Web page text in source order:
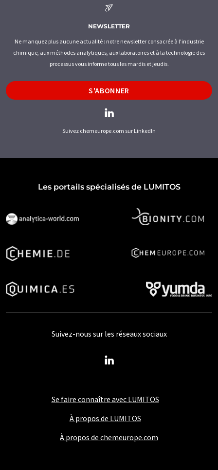
NEWSLETTER
Ne manquez plus aucune actualité : notre newsletter consacrée à l'industrie
chimique, aux méthodes analytiques, aux laboratoires et à la technologie des
processus vous informe tous les mardis et jeudis.
S'ABONNER
Suivez chemeurope.com sur LinkedIn
Les portails spécialisés de LUMITOS
Se faire connaître avec LUMITOS
À propos de LUMITOS
À propos de chemeurope.com
Suivez-nous sur les réseaux sociaux